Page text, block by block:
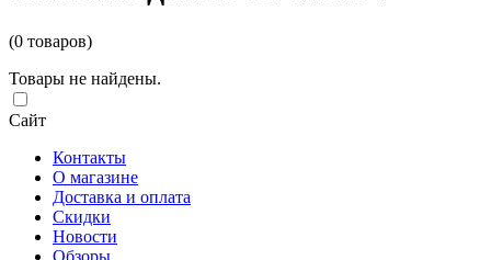
(0 товаров)
Товары не найдены.
Сайт
Контакты
О магазине
Доставка и оплата
Скидки
Новости
Обзоры